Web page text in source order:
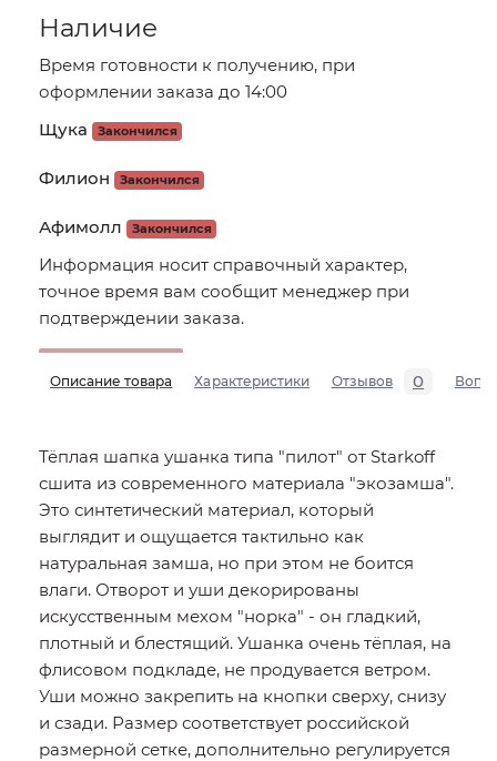
Наличие
Время готовности к получению, при
оформлении заказа до 14:00
Щука
Закончился
Филион Закончился
Афимолл Закончился
Информация носит справочный характер,
точное время вам сообщит менеджер при
подтверждении заказа.
Описание товара Характеристики Отзывов 0
Тёплая шапка ушанка типа "пилот" от Starkoff
сшита из современного материала "экозамша".
Это синтетический материал, который
выглядит и ощущается тактильно как
натуральная замша, но при этом не боится
влаги. Отворот и уши декорированы
искусственным мехом "норка" - он гладкий,
плотный и блестящий. Ушанка очень тёплая, на
флисовом подкладе, не продувается ветром.
Уши можно закрепить на кнопки сверху, снизу
и сзади. Размер соответствует российской
размерной сетке, дополнительно регулируется